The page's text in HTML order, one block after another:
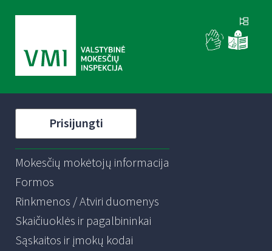
Prisijungti
Mokesčių mokėtojų informacija
Formos
Rinkmenos / Atviri duomenys
Skaičiuoklės ir pagalbininkai
Sąskaitos ir įmokų kodai